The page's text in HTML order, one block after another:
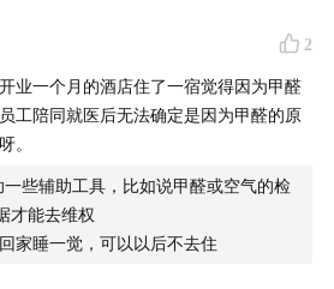
2
业一个月的酒店住了一宿觉得因为甲醛
工陪同就医后无法确定是因为甲醛的原
。
一些辅助工具，比如说甲醛或空气的检
才能去维权
回家睡一觉，可以以后不去住